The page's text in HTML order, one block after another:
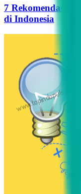
7 Rekomendasi
di Indonesia